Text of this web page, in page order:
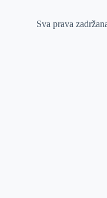
Sva prava